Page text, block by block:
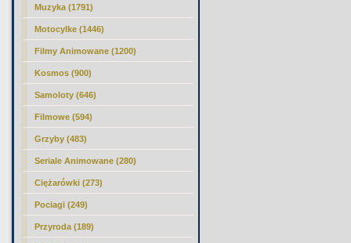
Muzyka (1791)
Motocylke (1446)
Filmy Animowane (1200)
Kosmos (900)
Samoloty (646)
Filmowe (594)
Grzyby (483)
Seriale Animowane (280)
Ciężarówki (273)
Pociagi (249)
Przyroda (189)